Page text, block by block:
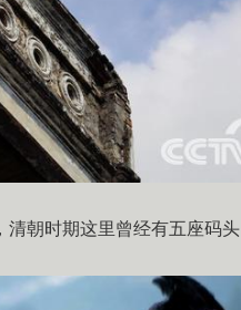
清朝时期这里曾经有五座码头